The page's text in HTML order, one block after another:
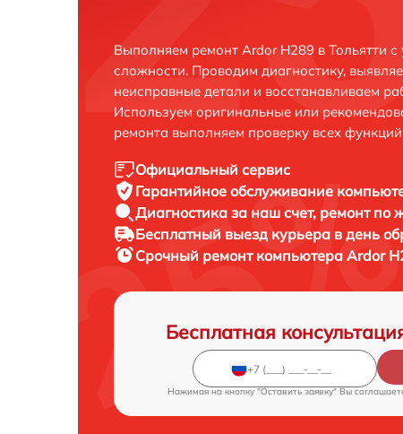
Выполняем ремонт Ardor H289 в Тольятти
сложности. Проводим диагностику,
неисправные детали и восстанавливаем
Используем оригинальные или
ремонта выполняем проверку всех
Официальный сервис
Гарантийное обслуживание
Диагностика за наш счет, ремонт по
Бесплатный выезд курьера в день
Срочный ремонт компьютера Ardor
Бесплатная
Нажимая на кнопку "Оставить заявку" Вы